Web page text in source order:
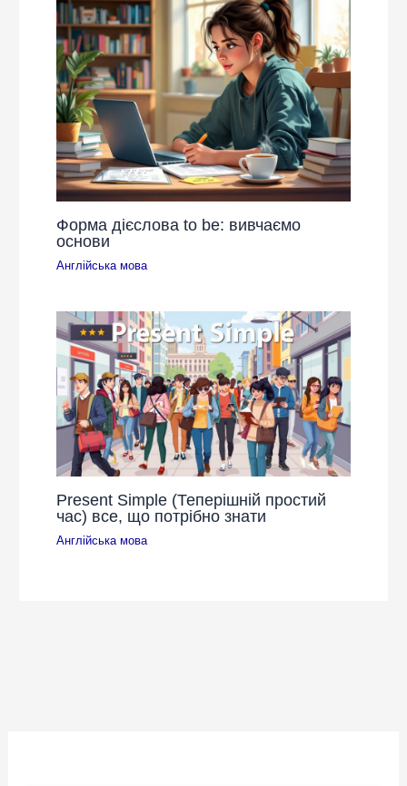
Форма дієслова to be: вивчаємо
основи
Англійська мова
Present Simple (Теперішній простий
час) все, що потрібно знати
Англійська мова